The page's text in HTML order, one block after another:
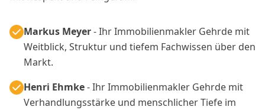
Markus Meyer- Ihr Immobilienmakler Gehrde mit
Weitblick, Struktur und tiefem Fachwissen über den
Markt.
Henri Ehmke- Ihr Immobilienmakler Gehrde mit
Verhandlungsstärke und menschlicher Tiefe im